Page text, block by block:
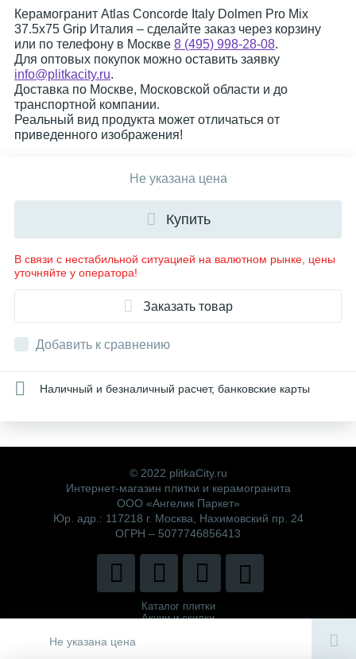
Керамогранит Atlas Concorde Italy Dolmen Pro Mix
37.5x75 Grip Италия – сделайте заказ через корзину
или по телефону в Москве 8 (495) 998-28-08.
Для оптовых покупок можно оставить заявку
info@plitkacity.ru.
Доставка по Москве, Московской области и до
транспортной компании.
Реальный вид продукта может отличаться от
приведенного изображения!
Не указана цена
Не указана цена
Купить
В связи с нестабильной ситуацией на валютном рынке, цены
уточняйте у оператора!
Заказать товар
Добавить к сравнению
Наличный и безналичный расчет, банковские карты
© 2022 plitkaCity.ru
Интернет-магазин плитки и керамогранита
ООО «Ангелик Паркет»
Юр. адр.: 117218 г. Москва, Нахимовский пр. 24
ОГРН – 5077746856413
Каталог плитки
Акции и скидки